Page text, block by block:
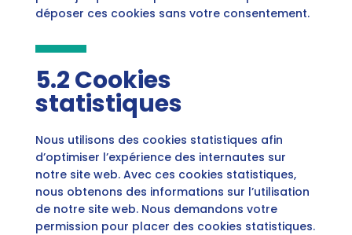
déposer ces cookies sans votre consentement.
5.2 Cookies
statistiques
Nous utilisons des cookies statistiques afin
d’optimiser l’expérience des internautes sur
notre site web. Avec ces cookies statistiques,
nous obtenons des informations sur l’utilisation
de notre site web. Nous demandons votre
permission pour placer des cookies statistiques.